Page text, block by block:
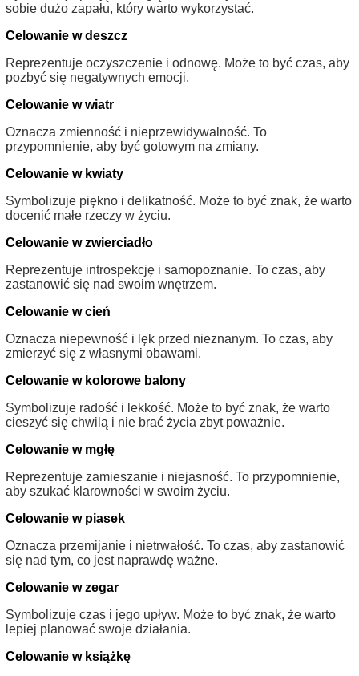
sobie dużo zapału, który warto wykorzystać.
Celowanie w deszcz
Reprezentuje oczyszczenie i odnowę. Może to być czas, aby
pozbyć się negatywnych emocji.
Celowanie w wiatr
Oznacza zmienność i nieprzewidywalność. To
przypomnienie, aby być gotowym na zmiany.
Celowanie w kwiaty
Symbolizuje piękno i delikatność. Może to być znak, że warto
docenić małe rzeczy w życiu.
Celowanie w zwierciadło
Reprezentuje introspekcję i samopoznanie. To czas, aby
zastanowić się nad swoim wnętrzem.
Celowanie w cień
Oznacza niepewność i lęk przed nieznanym. To czas, aby
zmierzyć się z własnymi obawami.
Celowanie w kolorowe balony
Symbolizuje radość i lekkość. Może to być znak, że warto
cieszyć się chwilą i nie brać życia zbyt poważnie.
Celowanie w mgłę
Reprezentuje zamieszanie i niejasność. To przypomnienie,
aby szukać klarowności w swoim życiu.
Celowanie w piasek
Oznacza przemijanie i nietrwałość. To czas, aby zastanowić
się nad tym, co jest naprawdę ważne.
Celowanie w zegar
Symbolizuje czas i jego upływ. Może to być znak, że warto
lepiej planować swoje działania.
Celowanie w książkę